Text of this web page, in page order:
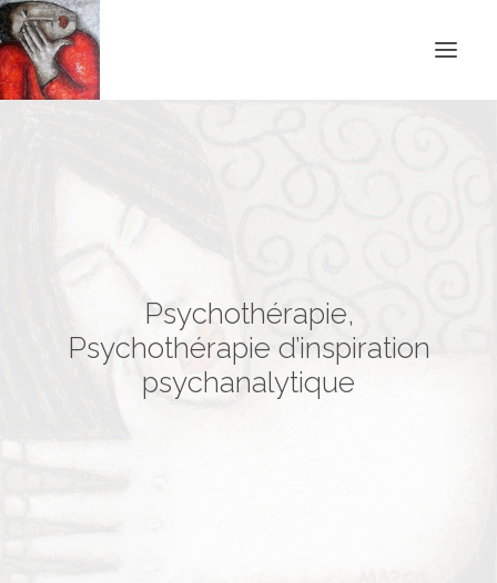
Psychothérapie,
Psychothérapie d’inspiration
psychanalytique